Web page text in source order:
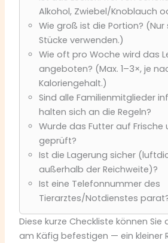
Alkohol, Zwiebel/Knoblauch
Wie groß ist die Portion? (Nur
Stücke verwenden.)
Wie oft pro Woche wird das
angeboten? (Max. 1–3×, je
Kaloriengehalt.)
Sind alle Familienmitglieder
halten sich an die Regeln?
Wurde das Futter auf Frische
geprüft?
Ist die Lagerung sicher
außerhalb der Reichweite)?
Ist eine Telefonnummer des
Tierarztes/Notdienstes
Diese kurze Checkliste können Sie
am Käfig befestigen — ein kleiner